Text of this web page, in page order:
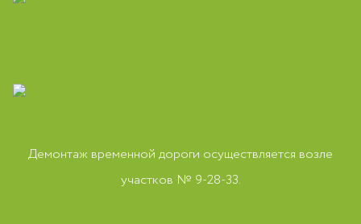
Демонтаж временной дороги осуществляется возле
участков № 9-28-33.